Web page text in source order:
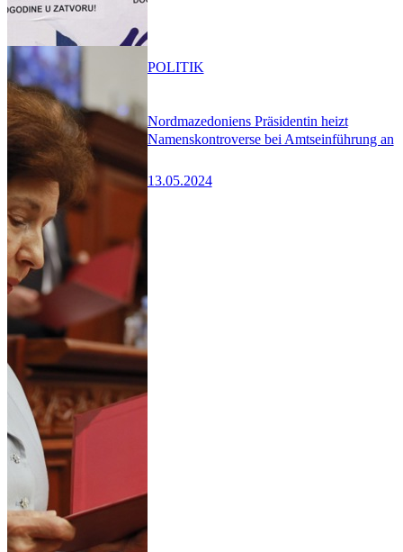
Nordmazedoniens Präsidentin heizt
Namenskontroverse bei Amtseinführung an
13.05.2024
POLITIK